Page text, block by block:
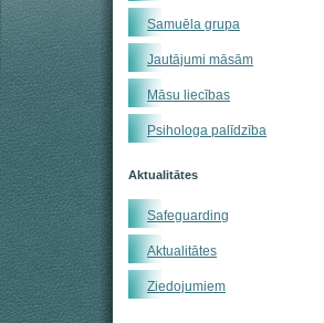
Samuēla grupa
Jautājumi māsām
Māsu liecības
Psihologa palīdzība
Aktualitātes
Safeguarding
Aktualitātes
Ziedojumiem